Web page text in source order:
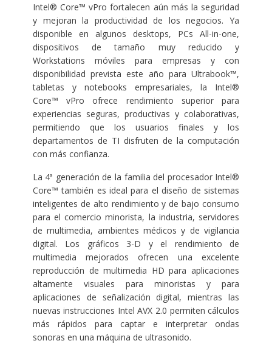
Intel® Core™ vPro fortalecen aún más la seguridad
y mejoran la productividad de los negocios. Ya
disponible en algunos desktops, PCs All-in-one,
dispositivos de tamaño muy reducido y
Workstations móviles para empresas y con
disponibilidad prevista este año para Ultrabook™,
tabletas y notebooks empresariales, la Intel®
Core™ vPro ofrece rendimiento superior para
experiencias seguras, productivas y colaborativas,
permitiendo que los usuarios finales y los
departamentos de TI disfruten de la computación
con más confianza.
La 4ª generación de la familia del procesador Intel®
Core™ también es ideal para el diseño de sistemas
inteligentes de alto rendimiento y de bajo consumo
para el comercio minorista, la industria, servidores
de multimedia, ambientes médicos y de vigilancia
digital. Los gráficos 3-D y el rendimiento de
multimedia mejorados ofrecen una excelente
reproducción de multimedia HD para aplicaciones
altamente visuales para minoristas y para
aplicaciones de señalización digital, mientras las
nuevas instrucciones Intel AVX 2.0 permiten cálculos
más rápidos para captar e interpretar ondas
sonoras en una máquina de ultrasonido.